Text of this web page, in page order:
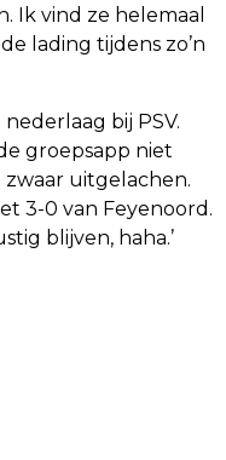
Ik vind ze helemaal
lading tijdens zo’n
bij PSV.
groepsapp niet
zwaar uitgelachen.
3-0 van Feyenoord.
blijven, haha.’